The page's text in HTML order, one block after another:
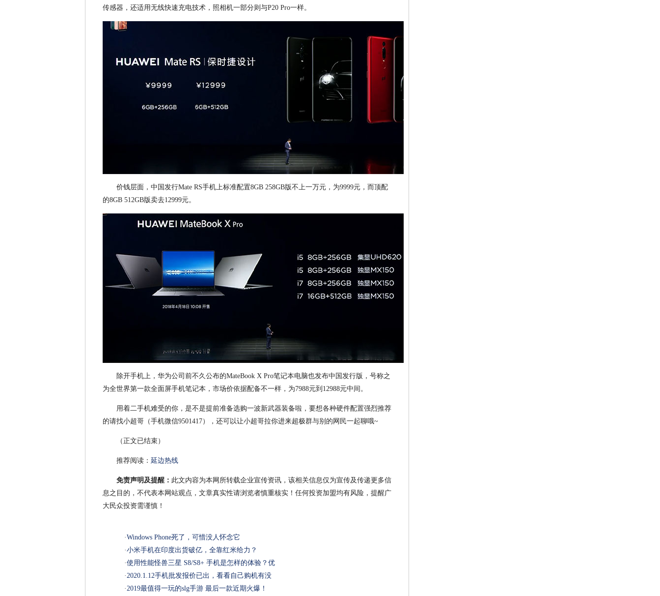
传感器，还适用无线快速充电技术，照相机一部分则与P20 Pro一样。
价钱层面，中国发行Mate RS手机上标准配置8GB 258GB版不上一万元，为9999元，而顶配
的8GB 512GB版卖去12999元。
除开手机上，华为公司前不久公布的MateBook X Pro笔记本电脑也发布中国发行版，号称之
为全世界第一款全面屏手机笔记本，市场价依据配备不一样，为7988元到12988元中间。
用着二手机难受的你，是不是提前准备选购一波新武器装备啦，要想各种硬件配置强烈推荐
的请找小超哥（手机微信9501417），还可以让小超哥拉你进来超极群与别的网民一起聊哦~
（正文已结束）
推荐阅读： 延边热线
免责声明及提醒： 此文内容为本网所转载企业宣传资讯，该相关信息仅为宣传及传递更多信
息之目的，不代表本网站观点，文章真实性请浏览者慎重核实！任何投资加盟均有风险，提醒广
大民众投资需谨慎！
·Windows Phone死了，可惜没人怀念它
·小米手机在印度出货破亿，全靠红米给力？
·使用性能怪兽三星 S8/S8+ 手机是怎样的体验？优
·2020.1.12手机批发报价已出，看看自己购机有没
·2019最值得一玩的slg手游 最后一款近期火爆！